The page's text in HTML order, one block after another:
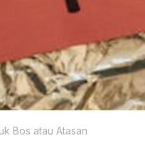
Bos atau Atasan